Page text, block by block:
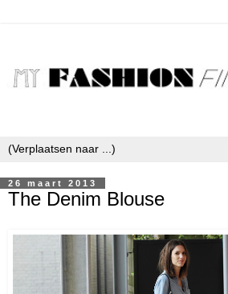
26 maart 2013
The Denim Blouse